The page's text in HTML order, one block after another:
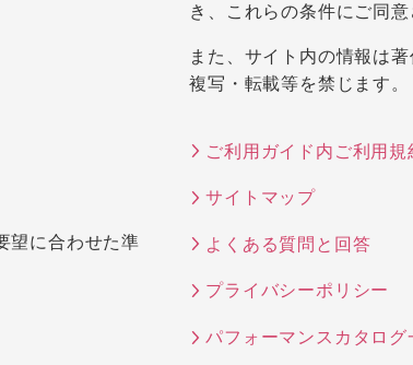
望に合わせた準
き、これらの条件にご同
また、サイト内の情報は
複写・転載等を禁じます。
ご利用ガイド内ご利用規
サイトマップ
よくある質問と回答
プライバシーポリシー
パフォーマンスカタログ